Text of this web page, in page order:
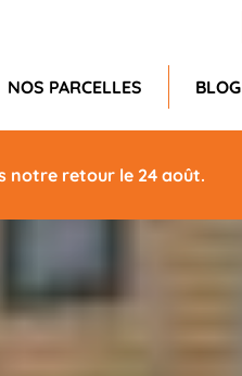
NOS PARCELLES BLOG
notre retour le 24 août.